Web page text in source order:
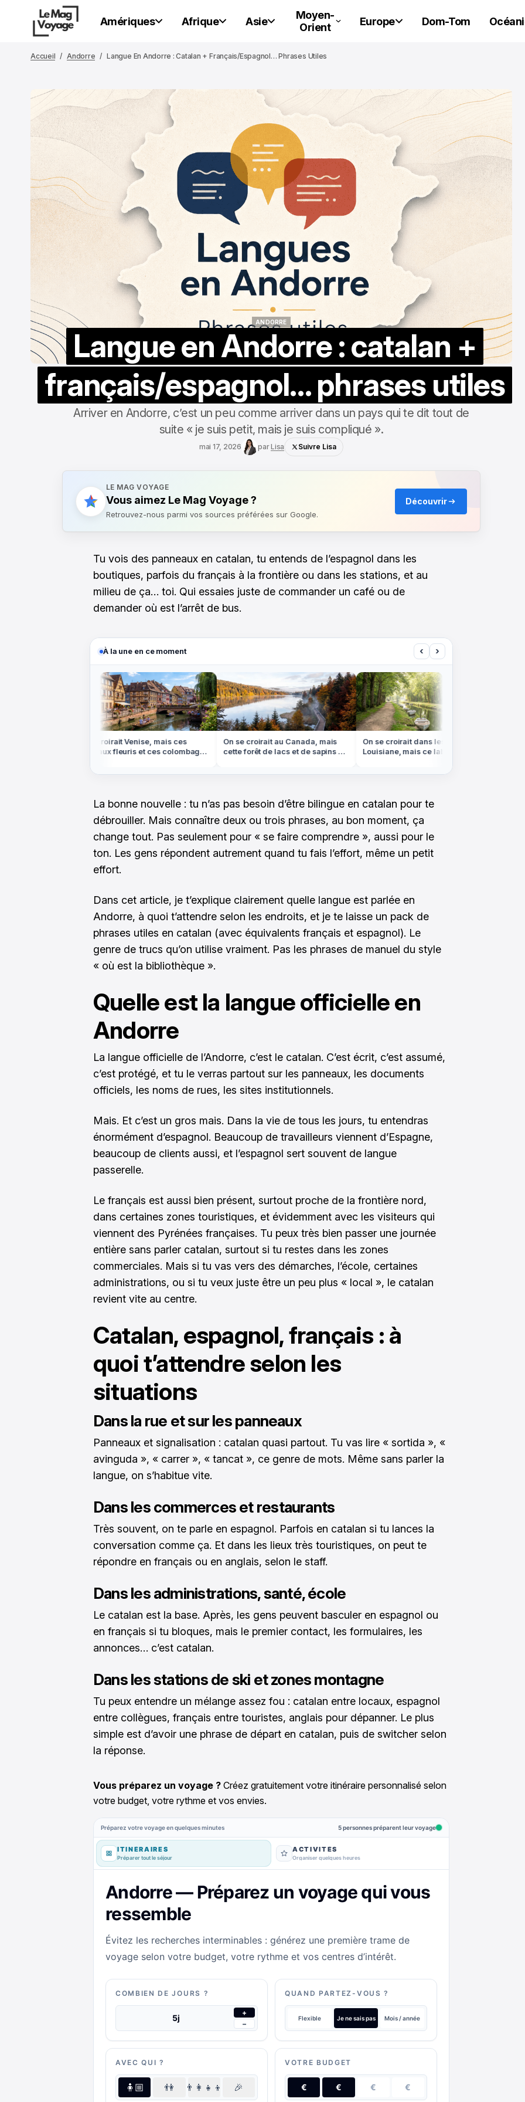
Amériques Afrique Asie
Moyen-
Orient
Europe Dom-Tom
Accueil Andorre Langue En Andorre : Catalan + Français/espagnol… Phrases Utiles
ANDORRE
Langue en Andorre : catalan +
français/espagnol… phrases utiles
Arriver en Andorre, c’est un peu comme arriver dans un pays qui te dit tout de
suite « je suis petit, mais je suis compliqué ».
mai 17, 2026 parLisa Suivre Lisa
LE MAG VOYAGE
Vous aimez Le Mag Voyage ?
Retrouvez-nous parmi vos sources préférées sur Google.
Découvrir
Tu vois des panneaux en catalan, tu entends de l’espagnol dans les
boutiques, parfois du français à la frontière ou dans les stations, et au
milieu de ça… toi. Qui essaies juste de commander un café ou de
demander où est l’arrêt de bus.
À la une en ce moment ‹ ›
On croirait Venise, mais ces
canaux fleuris et ces colombages
On se croirait au Canada, mais
cette forêt de lacs et de sapins est
On se croirait dans les bayous de
Louisiane, mais ce labyrinthe
La bonne nouvelle : tu n’as pas besoin d’être bilingue en catalan pour te
débrouiller. Mais connaître deux ou trois phrases, au bon moment, ça
change tout. Pas seulement pour « se faire comprendre », aussi pour le
ton. Les gens répondent autrement quand tu fais l’effort, même un petit
effort.
Dans cet article, je t’explique clairement quelle langue est parlée en
Andorre, à quoi t’attendre selon les endroits, et je te laisse un pack de
phrases utiles en catalan (avec équivalents français et espagnol). Le
genre de trucs qu’on utilise vraiment. Pas les phrases de manuel du style
« où est la bibliothèque ».
Quelle est la langue officielle en
Andorre
La langue officielle de l’Andorre, c’est le catalan. C’est écrit, c’est assumé,
c’est protégé, et tu le verras partout sur les panneaux, les documents
officiels, les noms de rues, les sites institutionnels.
Mais. Et c’est un gros mais. Dans la vie de tous les jours, tu entendras
énormément d’espagnol. Beaucoup de travailleurs viennent d’Espagne,
beaucoup de clients aussi, et l’espagnol sert souvent de langue
passerelle.
Le français est aussi bien présent, surtout proche de la frontière nord,
dans certaines zones touristiques, et évidemment avec les visiteurs qui
viennent des Pyrénées françaises. Tu peux très bien passer une journée
entière sans parler catalan, surtout si tu restes dans les zones
commerciales. Mais si tu vas vers des démarches, l’école, certaines
administrations, ou si tu veux juste être un peu plus « local », le catalan
revient vite au centre.
Catalan, espagnol, français : à
quoi t’attendre selon les
situations
Dans la rue et sur les panneaux
Panneaux et signalisation : catalan quasi partout. Tu vas lire « sortida », «
avinguda », « carrer », « tancat », ce genre de mots. Même sans parler la
langue, on s’habitue vite.
Dans les commerces et restaurants
Très souvent, on te parle en espagnol. Parfois en catalan si tu lances la
conversation comme ça. Et dans les lieux très touristiques, on peut te
répondre en français ou en anglais, selon le staff.
Dans les administrations, santé, école
Le catalan est la base. Après, les gens peuvent basculer en espagnol ou
en français si tu bloques, mais le premier contact, les formulaires, les
annonces… c’est catalan.
Dans les stations de ski et zones montagne
Tu peux entendre un mélange assez fou : catalan entre locaux, espagnol
entre collègues, français entre touristes, anglais pour dépanner. Le plus
simple est d’avoir une phrase de départ en catalan, puis de switcher selon
la réponse.
Vous préparez un voyage ? Créez gratuitement votre itinéraire personnalisé selon
votre budget, votre rythme et vos envies.